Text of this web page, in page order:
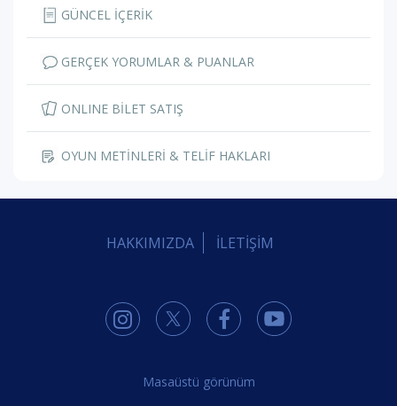
GÜNCEL İÇERİK
GERÇEK YORUMLAR & PUANLAR
ONLINE BİLET SATIŞ
OYUN METİNLERİ & TELİF HAKLARI
HAKKIMIZDA İLETİŞİM
Masaüstü görünüm